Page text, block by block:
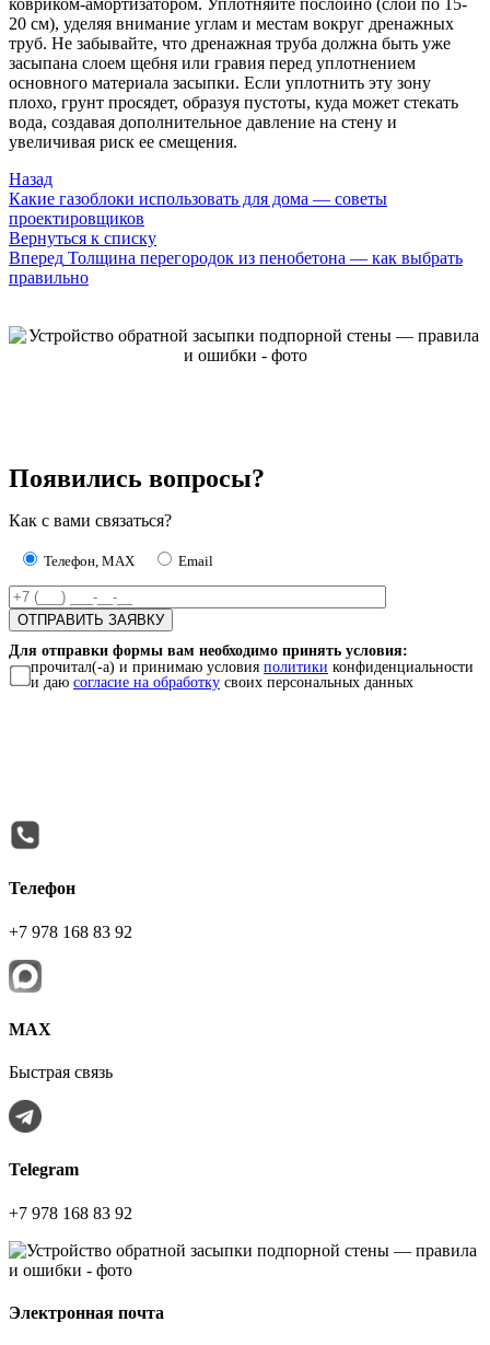
20 см), уделяя внимание углам и местам вокруг дренажных
труб. Не забывайте, что дренажная труба должна быть уже
засыпана слоем щебня или гравия перед уплотнением
основного материала засыпки. Если уплотнить эту зону
плохо, грунт просядет, образуя пустоты, куда может стекать
вода, создавая дополнительное давление на стену и
увеличивая риск ее смещения.
Назад
Какие газоблоки использовать для дома — советы
проектировщиков
Вернуться к списку
Вперед Толщина перегородок из пенобетона — как выбрать
правильно
Появились вопросы?
Как с вами связаться?
Телефон, MAX Email
Для отправки формы вам необходимо принять условия:
прочитал(-а) и принимаю условия политики конфиденциальности
и даю согласие на обработку своих персональных данных
Телефон
+7 978 168 83 92
МАХ
Быстрая связь
Telegram
+7 978 168 83 92
Электронная почта